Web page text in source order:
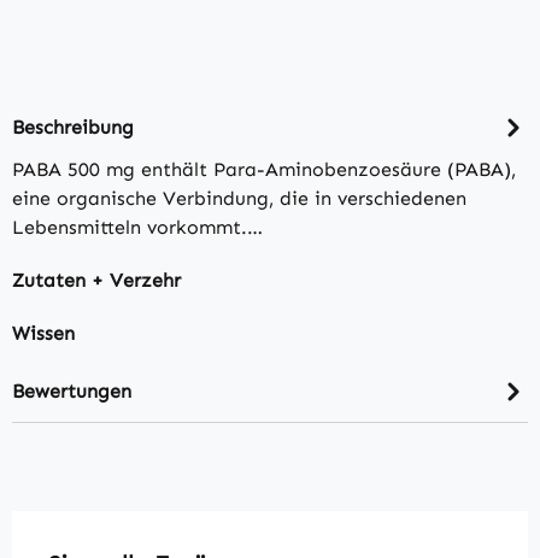
Beschreibung
PABA 500 mg enthält Para-Aminobenzoesäure (PABA),
eine organische Verbindung, die in verschiedenen
Lebensmitteln vorkommt.…
Zutaten + Verzehr
Wissen
Bewertungen